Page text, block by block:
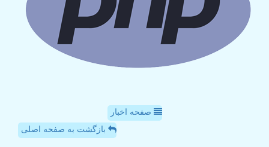
صفحه اخبار
بازگشت به صفحه اصلی